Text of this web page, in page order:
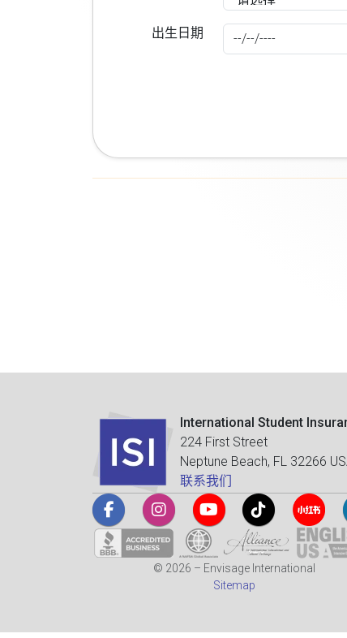
出生日期
International Student
224 First Street
Neptune Beach, FL 32266
联系我们
© 2026 – Envisage International
Sitemap